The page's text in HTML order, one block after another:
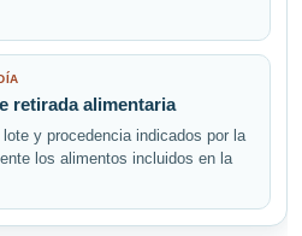
retirada alimentaria
y procedencia indicados por la
los alimentos incluidos en la